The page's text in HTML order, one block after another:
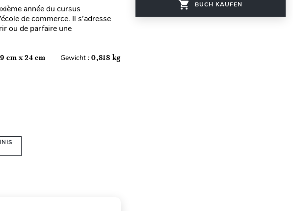
année du cursus
de commerce. Il s’adresse
ou de parfaire une
cm x 24 cm Gewicht :0,818 kg
BUCH KAUFEN